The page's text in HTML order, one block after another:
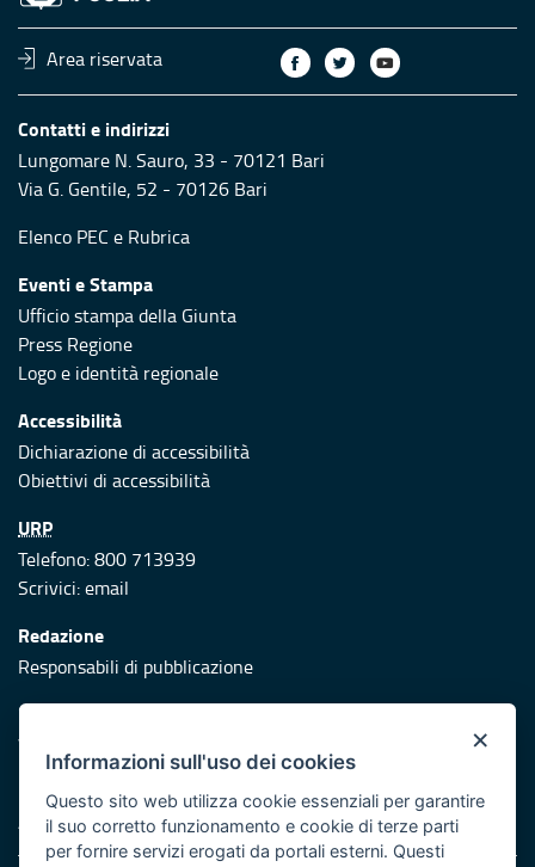
Area riservata
Contatti e indirizzi
Lungomare N. Sauro, 33 - 70121 Bari
Via G. Gentile, 52 - 70126 Bari
Elenco PEC e Rubrica
Eventi e Stampa
Ufficio stampa della Giunta
Press Regione
Logo e identità regionale
Accessibilità
Dichiarazione di accessibilità
Obiettivi di accessibilità
URP
Telefono: 800 713939
Scrivici:email
Redazione
Responsabili di pubblicazione
Protezione civile
Vai al sito di Protezione Civile Puglia
Iniziativa finanziata con risorse del POR Puglia 2014/2020 -
Asse XI
×
Informazioni sull'uso dei cookies
Questo sito web utilizza cookie essenziali per garantire
il suo corretto funzionamento e cookie di terze parti
per fornire servizi erogati da portali esterni. Questi